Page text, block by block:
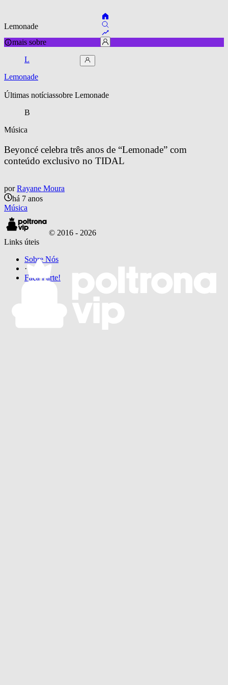
Lemonade
mais sobre
L
Lemonade
Últimas notíciassobre Lemonade
B
Música
Beyoncé celebra três anos de “Lemonade” com
conteúdo exclusivo no TIDAL
por Rayane Moura
há 7 anos
Música
© 2016 - 2026
Links úteis
Sobre Nós
·
Faça Parte!